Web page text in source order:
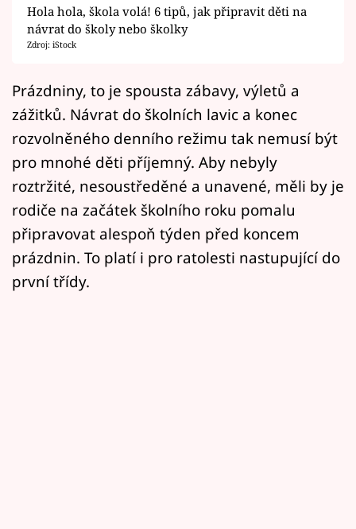
Mámy sobě
Přihlášení
Sledujte nás
Hola hola, škola volá! 6 tipů, jak připravit děti na
návrat do školy nebo školky
Zdroj: iStock
Prázdniny, to je spousta zábavy, výletů a
zážitků. Návrat do školních lavic a konec
rozvolněného denního režimu tak nemusí být
pro mnohé děti příjemný. Aby nebyly
roztržité, nesoustředěné a unavené, měli by je
rodiče na začátek školního roku pomalu
připravovat alespoň týden před koncem
prázdnin. To platí i pro ratolesti nastupující do
první třídy.